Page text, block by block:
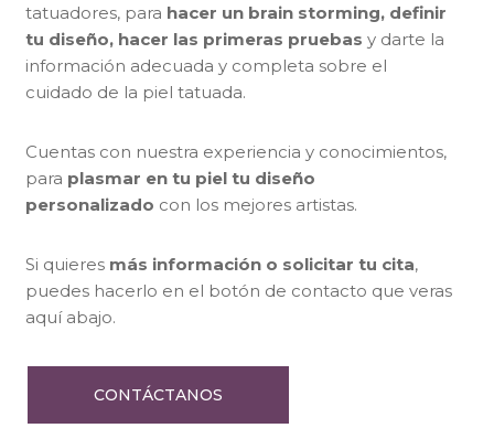
tatuadores, para hacer un brain storming, definir
tu diseño, hacer las primeras pruebas y darte la
información adecuada y completa sobre el
cuidado de la piel tatuada.
Cuentas con nuestra experiencia y conocimientos,
para plasmar en tu piel tu diseño
personalizado con los mejores artistas.
Si quieres más información o solicitar tu cita,
puedes hacerlo en el botón de contacto que veras
aquí abajo.
CONTÁCTANOS